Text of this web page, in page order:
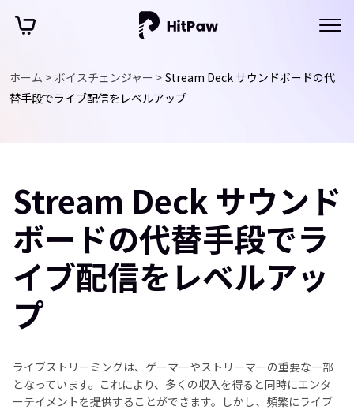
ホーム > ボイスチェンジャー > Stream Deck サウンドボードの代
替手段でライブ配信をレベルアップ
Stream Deck サウンド
ボードの代替手段でラ
イブ配信をレベルアッ
プ
ライブストリーミングは、ゲーマーやストリーマーの重要な一部
となっています。これにより、多くの収入を得ると同時にエンタ
ーテイメントを提供することができます。しかし、頻繁にライブ